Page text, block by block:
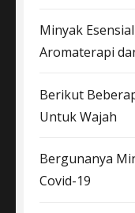
Minyak
Aromaterapi
Berikut
Untuk Wajah
Bergunanya
Covid-19